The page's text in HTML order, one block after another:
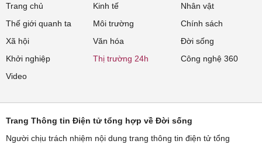
Trang chủ Kinh tế
Nhân vật
Thế giới quanh ta
Môi trường
Chính sách
Xã hội
Văn hóa
Đời sống
Khởi nghiệp
Thị trường 24h
Công nghệ 360
Video
Trang Thông tin Điện tử tổng hợp về Đời sống
Người chịu trách nhiệm nội dung trang thông tin điện tử tổng